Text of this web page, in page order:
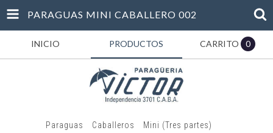
PARAGUAS MINI CABALLERO 002
INICIO PRODUCTOS CARRITO 0
Paraguas Caballeros Mini (Tres partes)